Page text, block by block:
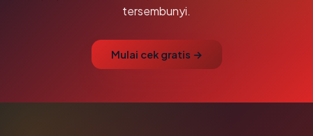
tersembunyi.
Mulai cek gratis →